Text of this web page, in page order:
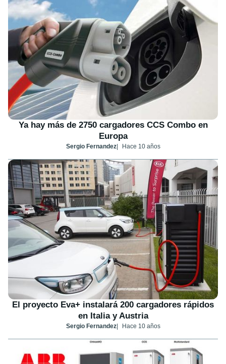
Ya hay más de 2750 cargadores CCS Combo en
Europa
Sergio Fernandez Hace 10 años
El proyecto Eva+ instalará 200 cargadores rápidos
en Italia y Austria
Sergio Fernandez Hace 10 años